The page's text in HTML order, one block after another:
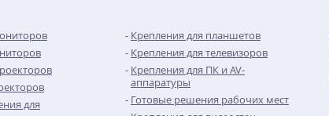
для
Крепления для планшетов
Крепления для телевизоров
Крепления для ПК и AV-
аппаратуры
Готовые решения рабочих мест